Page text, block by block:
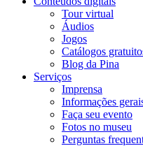
Tour virtual
Áudios
Jogos
Catálogos
Blog da Pina
Serviços
Imprensa
Informações
Faça seu evento
Fotos no museu
Perguntas